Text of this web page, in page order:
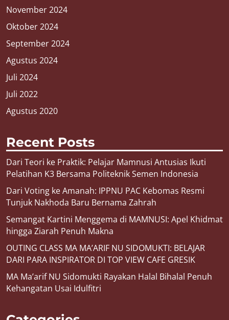
November 2024
Oktober 2024
September 2024
Agustus 2024
Juli 2024
Juli 2022
Agustus 2020
Recent Posts
Dari Teori ke Praktik: Pelajar Mamnusi Antusias Ikuti
Pelatihan K3 Bersama Politeknik Semen Indonesia
Dari Voting ke Amanah: IPPNU PAC Kebomas Resmi
Tunjuk Nakhoda Baru Bernama Zahrah
Semangat Kartini Menggema di MAMNUSI: Apel Khidmat
hingga Ziarah Penuh Makna
OUTING CLASS MA MA’ARIF NU SIDOMUKTI: BELAJAR
DARI PARA INSPIRATOR DI TOP VIEW CAFE GRESIK
MA Ma’arif NU Sidomukti Rayakan Halal Bihalal Penuh
Kehangatan Usai Idulfitri